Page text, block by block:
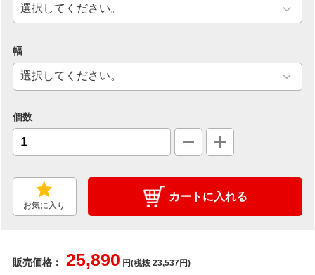
幅
個数
お気に入り
カートに入れる
販売価格： 25,890 円(税抜 23,537円)